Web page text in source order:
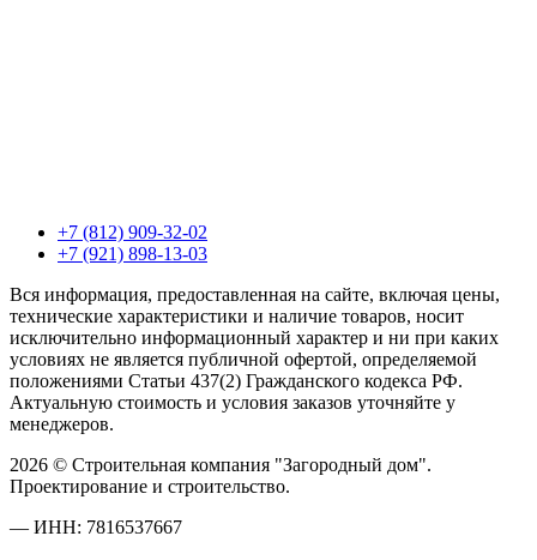
+7 (812) 909-32-02
+7 (921) 898-13-03
Вся информация, предоставленная на сайте, включая цены,
технические характеристики и наличие товаров, носит
исключительно информационный характер и ни при каких
условиях не является публичной офертой, определяемой
положениями Статьи 437(2) Гражданского кодекса РФ.
Актуальную стоимость и условия заказов уточняйте у
менеджеров.
2026 © Строительная компания "Загородный дом".
Проектирование и строительство.
— ИНН: 7816537667